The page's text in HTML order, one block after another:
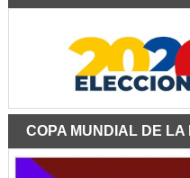
COPA MUNDIAL DE LA